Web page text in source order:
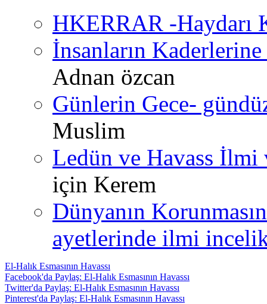
HKERRAR -Haydarı
İnsanların
Adnan özcan
Günlerin Gece-
Muslim
Ledün ve Havass İlmi
için Kerem
Dünyanın
ayetlerinde ilmi
El-Halık Esmasının Havassı
Facebook'da Paylaş: El-Halık Esmasının Havassı
Twitter'da Paylaş: El-Halık Esmasının Havassı
Pinterest'da Paylaş: El-Halık Esmasının Havassı